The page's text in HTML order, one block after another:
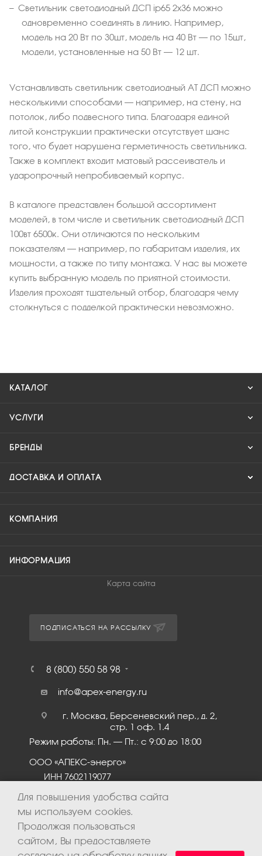
Светильник светодиодный ДСП ip65 2х36 можно
одновременно соединять в линию. Например,
модель на 20 Вт по 30шт, модель на 40 Вт – по 15шт,
модели, установленные на 50 Вт – 12 шт.
Устанавливать светильник светодиодный АТ ДСП можно
несколькими способами – например, на стену, на
потолок, либо подвесного типа. Благодаря единой
литой конструкции практически отсутствует шанс
того, что будет нарушена герметичность светильника.
Также в комплект входит матовый рассеиватель и
ударопрочный непробиваемый корпус.
В каталоге представлен большой ассортимент
моделей, в том числе и светильник светодиодный ДСП
100вт 6500к. Они отличаются по нескольким
показателям – например, по габаритам изделия, их
мощности, а также по типу монтажа. У нас вы можете
купить выбранную модель по приятной стоимости.
Изделия проходят тщательный отбор, благодаря чему
столкнуться с подделкой практически невозможно.
КАТАЛОГ
УСЛУГИ
БРЕНДЫ
ДОСТАВКА И ОПЛАТА
КОМПАНИЯ
ИНФОРМАЦИЯ
Карта сайта
ПОДПИСАТЬСЯ НА РАССЫЛКУ
8 (800) 550 58 98
info@apex-energy.ru
г. Москва, Берсеневский пер., д. 2,
стр. 1 оф. 1.4
Режим работы: Пн. – Пт.: с 9:00 до 18:00
ООО «АПЕКС-энерго»
ИНН 7602119077
Для повышения удобства сайта
мы используем cookies.
Продолжая пользоваться
сайтом, Вы предоставляете